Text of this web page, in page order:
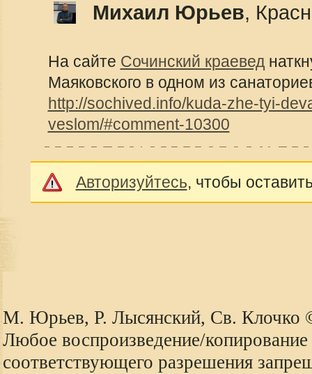
Михаил Юрьев,
На сайте Сочинский краевед
Маяковского в одном из
http://sochived.info/kuda-zhe-tyi-
veslom/#comment-10300
Авторизуйтесь, чтобы
М. Юрьев, Р. Лысянский, Св. Клочко
Любое воспроизведение/копирование
соответствующего разрешения